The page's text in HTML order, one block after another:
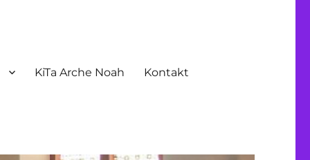
KiTa Arche Noah Kontakt